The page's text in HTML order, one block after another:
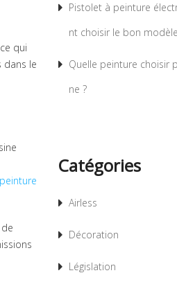
qui
dans le
peinture
Pistolet à peinture
nt choisir le bon
Quelle peinture choisir
ne ?
Catégories
Airless
Décoration
Législation